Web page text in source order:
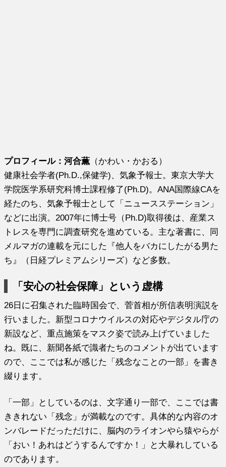
プロフィール：河合薫 （かわい・かおる）
健康社会学者(Ph.D.,保健学)、気象予報士。東京大学大
学院医学系研究科博士課程修了(Ph.D)。ANA国際線CAを
経たのち、気象予報士として「ニュースステーション」
などに出演。2007年に博士号（Ph.D)取得後は、産業ス
トレスを専門に調査研究を進めている。主な著書に、同
メルマガの連載を元にした『他人をバカにしたがる男た
ち』（日経プレミアムシリーズ）など多数。
「安心の社会保障」という虚構
26日に召集された臨時国会で、菅首相が所信表明演説を
行いました。新型コロナウイルスの対応やデジタル庁の
新設など、重点施策をマスク姿で読み上げていました
ね。既に、新聞各紙で識者たちのコメントが出ています
ので、ここでは私が感じた「残念なことの一部」を書き
綴ります。
「一部」としているのは、文字通り一部で、ここでは書
ききれない「残念」が満載なのです。具体的な内容のオ
ンバレードだっただけに、脳内のライオンやら猿やらが
「おい！あれはどうするんですか！」と大暴れしている
のであります。